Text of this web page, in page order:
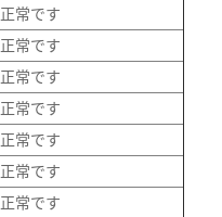
正常です
正常です
正常です
正常です
正常です
正常です
正常です